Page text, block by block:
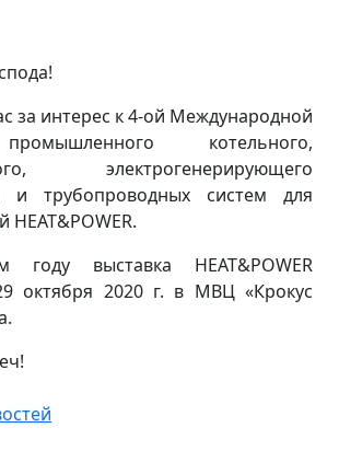
за интерес к 4-ой Международной
котельного,
электрогенерирующего
и трубопроводных систем для
HEAT&POWER.
выставка HEAT&POWER
октября 2020 г. в МВЦ «Крокус